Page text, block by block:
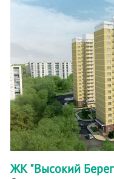
ЖК "Высокий